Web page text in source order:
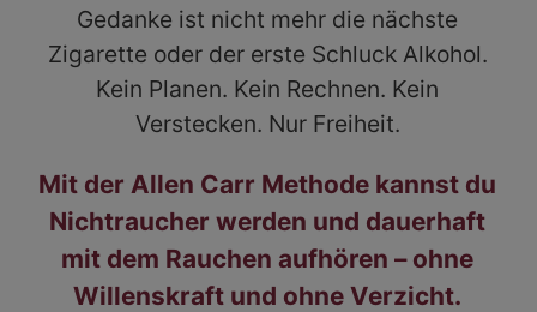
Gedanke ist nicht mehr die nächste
Zigarette oder der erste Schluck Alkohol.
Kein Planen. Kein Rechnen. Kein
Verstecken. Nur Freiheit.
Mit der Allen Carr Methode kannst du
Nichtraucher werden und dauerhaft
mit dem Rauchen aufhören – ohne
Willenskraft und ohne Verzicht.